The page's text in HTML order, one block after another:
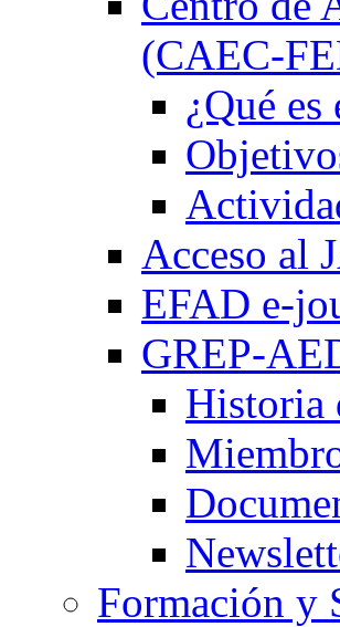
(CAEC-
¿Qué
Acceso al
EFAD e-
GREP-
Historia
Formación y